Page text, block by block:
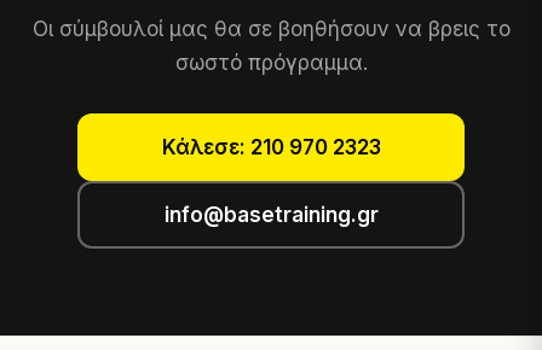
Οι σύμβουλοί μας θα σε βοηθήσουν να βρεις το
σωστό πρόγραμμα.
Κάλεσε: 210 970 2323
info@basetraining.gr